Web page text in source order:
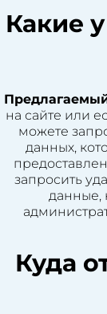
Какие
на сайте или
можете
данных,
запросить
данные,
Куда